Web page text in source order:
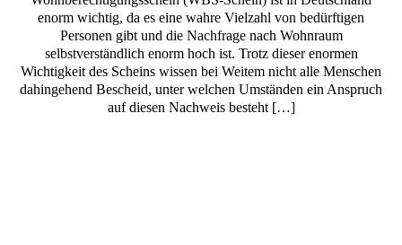
Personen gibt und die Nachfrage nach Wohnraum
selbstverständlich enorm hoch ist. Trotz dieser enormen
Wichtigkeit des Scheins wissen bei Weitem nicht alle Menschen
dahingehend Bescheid, unter welchen Umständen ein Anspruch
auf diesen Nachweis besteht […]